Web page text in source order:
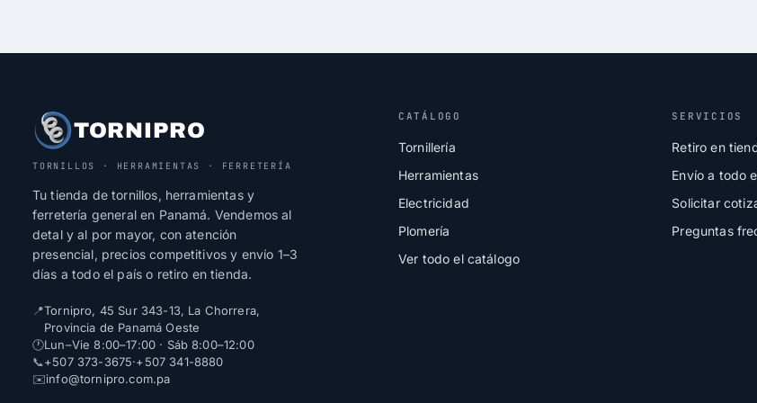
TORNIPRO
TORNILLOS · HERRAMIENTAS · FERRETERÍA
Tu tienda de tornillos, herramientas y
ferretería general en Panamá. Vendemos al
detal y al por mayor, con atención
presencial, precios competitivos y envío 1–3
días a todo el país o retiro en tienda.
📍Tornipro, 45 Sur 343-13, La Chorrera,
Provincia de Panamá Oeste
🕐Lun–Vie 8:00–17:00 · Sáb 8:00–12:00
📞+507 373-3675·+507 341-8880
✉️info@tornipro.com.pa
CATÁLOGO
Tornillería
Herramientas
Electricidad
Plomería
Ver todo el catálogo
SERVICIOS
Retiro en
Envío a todo
Solicitar
Preguntas